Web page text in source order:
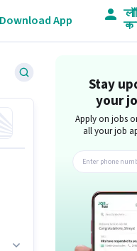
Download App
Stay
your
Apply on jobs
all your job